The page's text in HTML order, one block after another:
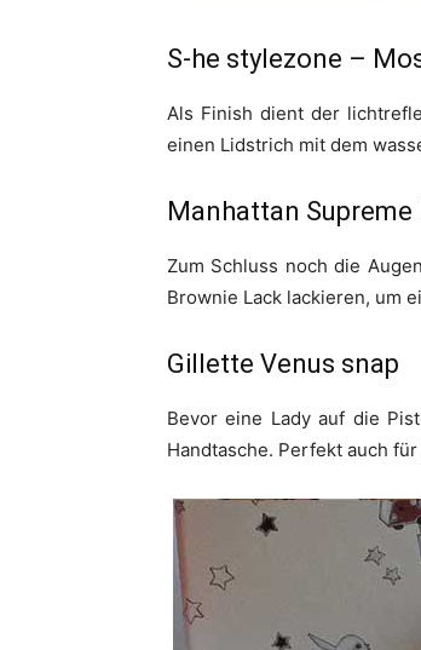
S-he stylezone –
Als Finish dient der
einen Lidstrich mit dem
Manhattan
Zum Schluss noch die
Brownie Lack lackieren, um
Gillette Venus snap
Bevor eine Lady auf die
Handtasche. Perfekt auch für